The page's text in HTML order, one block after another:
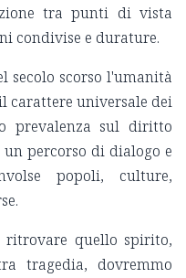
tra punti di vista
condivise e durature.
secolo scorso l'umanità
carattere universale dei
prevalenza sul diritto
percorso di dialogo e
popoli, culture,
quello spirito,
tragedia, dovremmo